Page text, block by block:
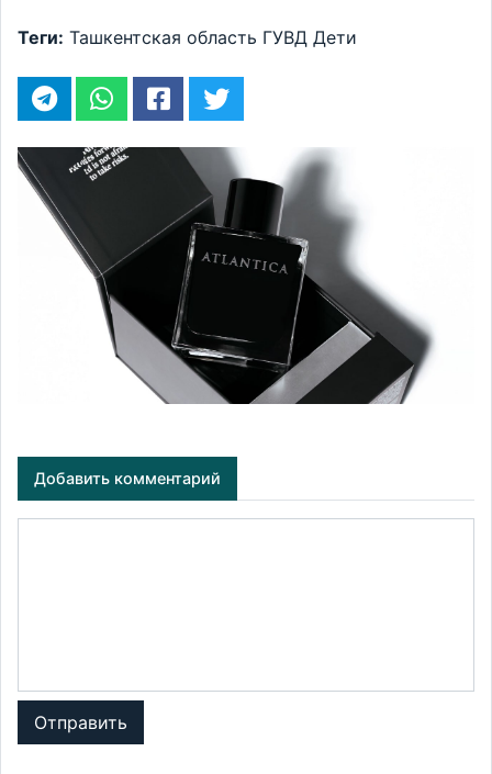
Теги: Ташкентская область ГУВД Дети
Добавить комментарий
Отправить